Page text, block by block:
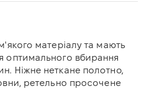
матеріалу та мають
оптимального вбирання
Ніжне неткане полотно,
ретельно просочене